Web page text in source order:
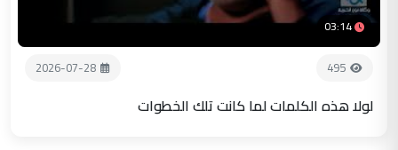
03:14
495
2026-07-28
لولا هذه الكلمات لما كانت تلك الخطوات